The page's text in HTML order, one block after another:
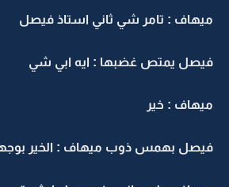
ميهاف : تامر شي ثاني استاذ فيصل
فيصل يمتص غضبها : ايه ابي شي
ميهاف : خير
فيصل بهمس ذوب ميهاف : الخير